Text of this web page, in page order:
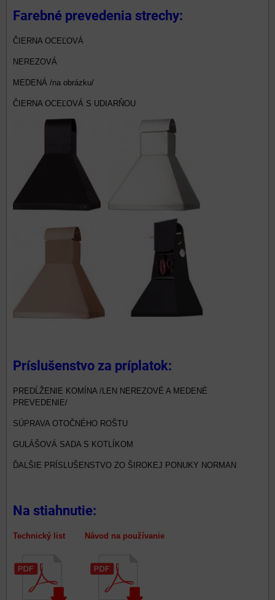
Farebné prevedenia strechy:
ČIERNA OCEĽOVÁ
NEREZOVÁ
MEDENÁ /na obrázku/
ČIERNA OCEĽOVÁ S UDIARŇOU
Príslušenstvo za príplatok:
PREDĹŽENIE KOMÍNA /LEN NEREZOVÉ A MEDENÉ
PREVEDENIE/
SÚPRAVA OTOČNÉHO ROŠTU
GULÁŠOVÁ SADA S KOTLÍKOM
ĎALŠIE PRÍSLUŠENSTVO ZO ŠIROKEJ PONUKY NORMAN
Na stiahnutie:
Technický list Návod na používanie